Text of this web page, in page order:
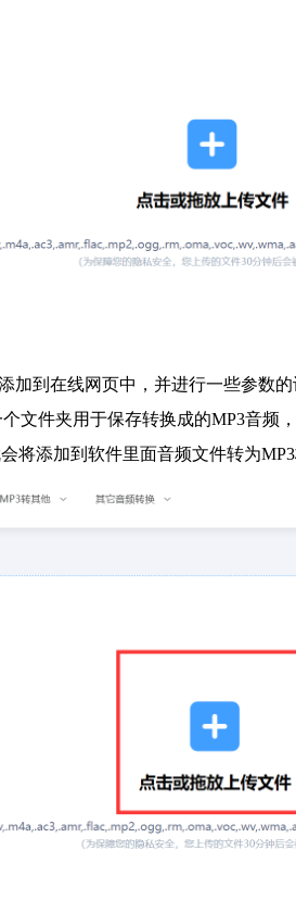
加到在线网页中，并进行一些参数
文件夹用于保存转换成的MP3音频
将添加到软件里面音频文件转为MP3